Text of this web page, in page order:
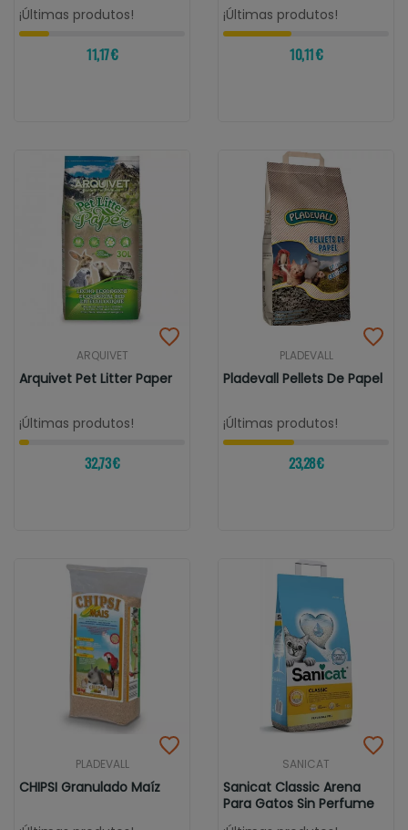
¡Últimas produtos!
11,17 €
¡Últimas produtos!
10,11 €
ARQUIVET
Arquivet Pet Litter Paper
¡Últimas produtos!
32,73 €
PLADEVALL
Pladevall Pellets De Papel
¡Últimas produtos!
23,28 €
PLADEVALL
CHIPSI Granulado Maíz
SANICAT
Sanicat Classic Arena
Para Gatos Sin Perfume